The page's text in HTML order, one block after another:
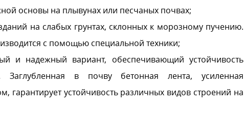
основы на плывунах или песчаных почвах;
на слабых грунтах, склонных к морозному пучению.
с помощью специальной техники;
и надежный вариант, обеспечивающий устойчивость
в почву бетонная лента, усиленная
гарантирует устойчивость различных видов строений на